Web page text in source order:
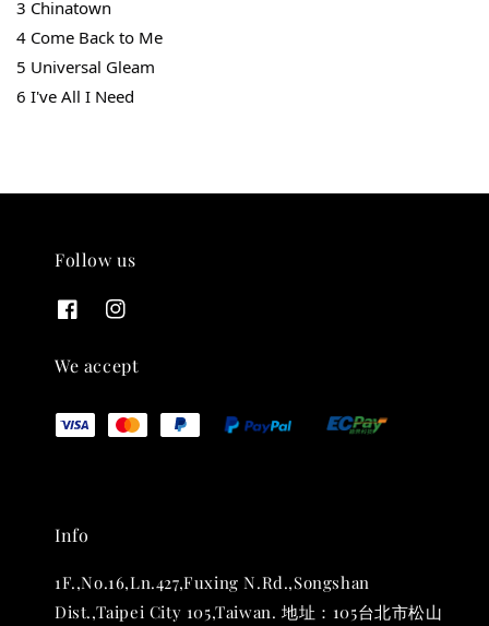
NT$ 480
-
3 Chinatown
4 Come Back to Me
5 Universal Gleam
6 I've All I Need
Follow us
We accept
Info
1F.,No.16,Ln.427,Fuxing N.Rd.,Songshan
Dist.,Taipei City 105,Taiwan. 地址：105台北市松山